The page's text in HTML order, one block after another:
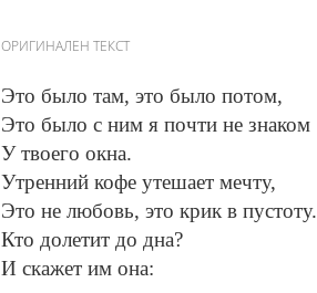
ОРИГИНАЛЕН ТЕКСТ
Это было там, это было потом,
Это было с ним я почти не знаком
У твоего окна.
Утренний кофе утешает мечту,
Это не любовь, это крик в пустоту.
Кто долетит до дна?
И скажет им она: